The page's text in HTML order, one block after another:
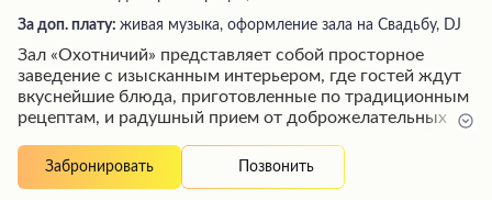
За доп. плату: живая музыка, оформление зала на Свадьбу, DJ
Зал «Охотничий» представляет собой просторное
заведение с изысканным интерьером, где гостей ждут
вкуснейшие блюда, приготовленные по традиционным
рецептам, и радушный прием от доброжелательных
организовать любое мероприятие на высшем уровне,
внимательно отнесясь к каждой детали торжества.
Забронировать Позвонить